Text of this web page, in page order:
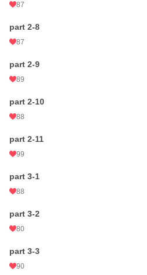
87
part 2-8
87
part 2-9
89
part 2-10
88
part 2-11
99
part 3-1
88
part 3-2
80
part 3-3
90